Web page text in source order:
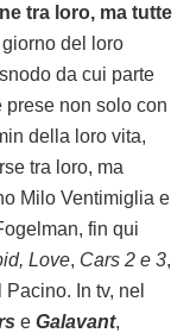
tra loro, ma tutte
giorno del loro
da cui parte
prese non solo con
della loro vita,
tra loro, ma
Milo Ventimiglia e
fin qui
Love, Cars 2 e 3,
Pacino. In tv, nel
e Galavant,